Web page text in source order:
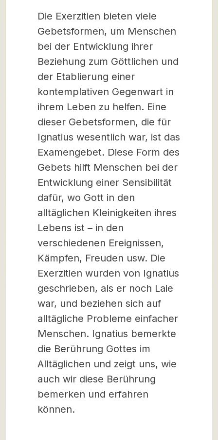
Die Exerzitien bieten viele
Gebetsformen, um Menschen
bei der Entwicklung ihrer
Beziehung zum Göttlichen und
der Etablierung einer
kontemplativen Gegenwart in
ihrem Leben zu helfen. Eine
dieser Gebetsformen, die für
Ignatius wesentlich war, ist das
Examengebet. Diese Form des
Gebets hilft Menschen bei der
Entwicklung einer Sensibilität
dafür, wo Gott in den
alltäglichen Kleinigkeiten ihres
Lebens ist – in den
verschiedenen Ereignissen,
Kämpfen, Freuden usw. Die
Exerzitien wurden von Ignatius
geschrieben, als er noch Laie
war, und beziehen sich auf
alltägliche Probleme einfacher
Menschen. Ignatius bemerkte
die Berührung Gottes im
Alltäglichen und zeigt uns, wie
auch wir diese Berührung
bemerken und erfahren
können.